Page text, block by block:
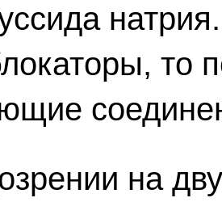
то
на